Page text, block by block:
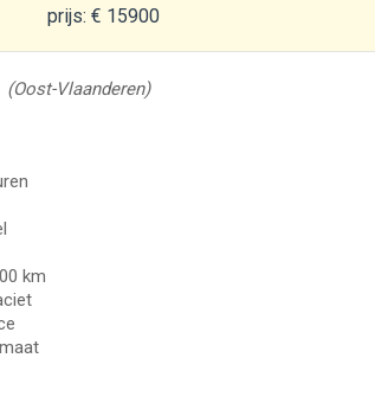
prijs: € 15900
(Oost-Vlaanderen)
km